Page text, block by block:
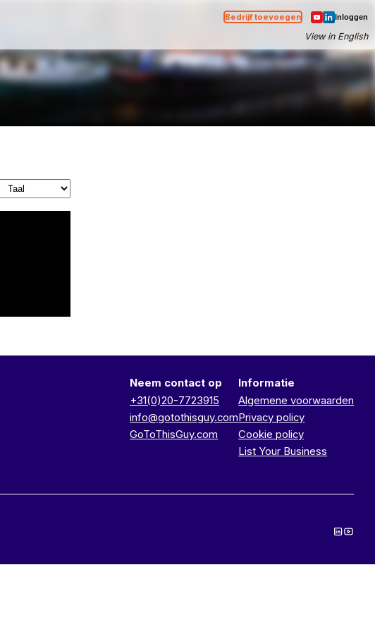
Bedrijf toevoegen Inloggen
View in English
Neem contact op
+31(0)20-7723915
info@gotothisguy.com
GoToThisGuy.com
Informatie
Algemene voorwaarden
Privacy policy
Cookie policy
List Your Business